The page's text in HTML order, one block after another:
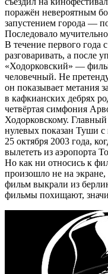
поражён невероятным
запустением города —
Последовало
В течение первого года
разговаривать, а после
«Ходорковский» —
человечный. Не
он показывает метания
в кафкианских дебрях
четвёртая симфония
Ходорковскому.
нулевых показан Туши с
25 октября 2003 года,
вылететь из аэропорта
Но как ни относись к
произошло не на экране,
фильм выкрали из
фильмы похищают,